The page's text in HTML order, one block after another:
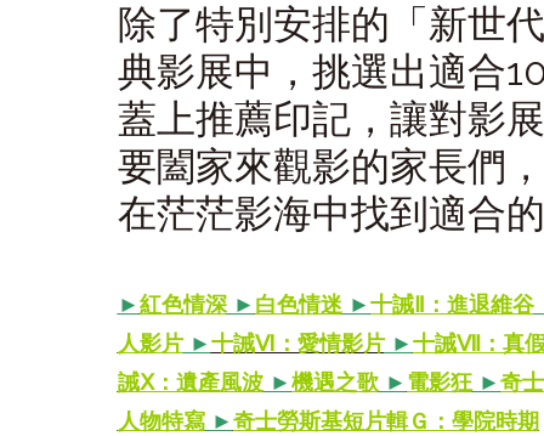
除了特別安排的「新世
典影展中，挑選出適合
蓋上推薦印記，讓對影
要闔家來觀影的家長們
在茫茫影海中找到適合
►紅色情深 ► 白色情迷 ►十誡Ⅱ：進退維谷
人影片 ►十誡Ⅵ：愛情影片 ►十誡Ⅶ：真
誡Ⅹ：遺產風波 ►機遇之歌 ► 電影狂 ►奇
人物特寫 ►奇士勞斯基短片輯Ｇ：學院時期